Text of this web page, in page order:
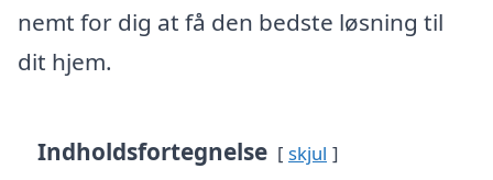
nemt for dig at få den bedste løsning til
dit hjem.
Indholdsfortegnelse skjul